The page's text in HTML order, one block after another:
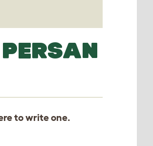
to write one.